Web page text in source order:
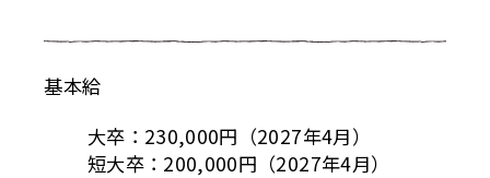
基本給
大卒：230,000円（2027年4月）
短大卒：200,000円（2027年4月）